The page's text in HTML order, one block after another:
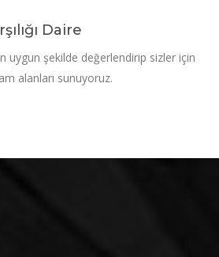
Daire
uygun şekilde değerlendirip sizler için
alanları sunuyoruz.